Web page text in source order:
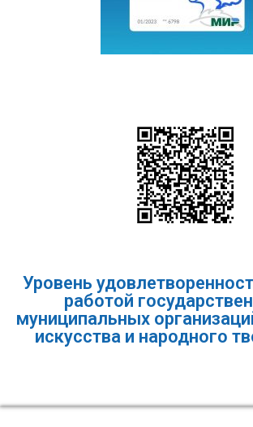
Уровень
работой
муниципальных
искусства и народного